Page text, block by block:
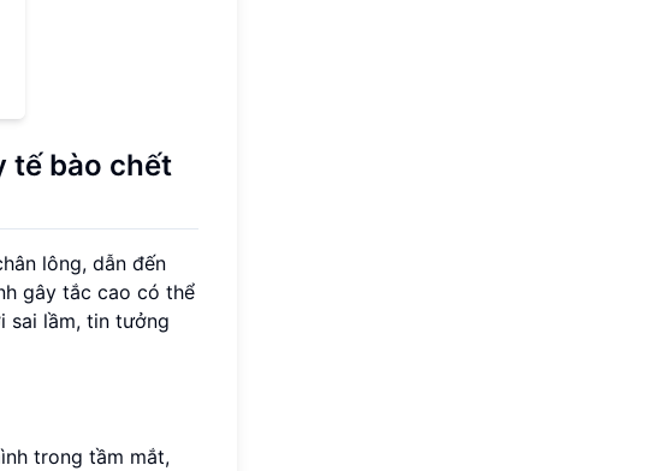
tế bào chết
lông, dẫn đến
gây tắc cao có thể
sai lầm, tin tưởng
trong tầm mắt,